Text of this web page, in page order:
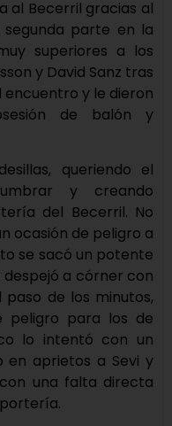
al Becerril gracias al
parte en la
superiores a los
y David Sanz tras
y le dieron
de balón y
queriendo el
y creando
del Becerril. No
ocasión de peligro a
se sacó un potente
a córner con
de los minutos,
peligro para los de
lo intentó con un
en aprietos a Sevi y
una falta directa